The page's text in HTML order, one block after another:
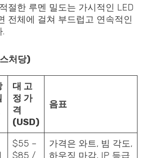
절한 루멘 밀도는 가시적인 LED
전체에 걸쳐 부드럽고 연속적인
처당)
대 고
정 가
격
(USD)
음표
$55 –
$85 /
가격은 와트, 빔 각도,
하우징 마감, IP 등급